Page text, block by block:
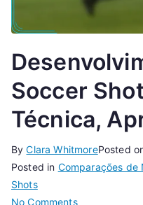
Soccer
Técnica,
ByClara WhitmorePosted
Posted in Comparações de
Shots
No Commentson